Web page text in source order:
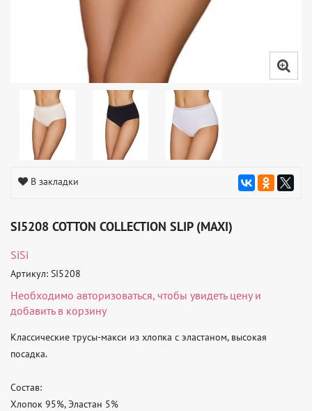
В закладки
SI5208 COTTON COLLECTION SLIP (MAXI)
SiSi
Артикул: SI5208
Необходимо авторизоваться, чтобы увидеть цену и
добавить в корзину
Классические трусы-макси из хлопка с эластаном, высокая
посадка.
Состав:
Хлопок 95%, Эластан 5%